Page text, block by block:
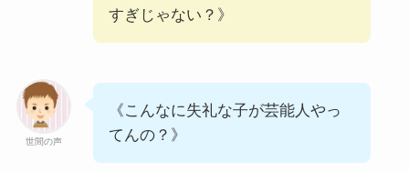
すぎじゃない？》
世間の声
《こんなに失礼な子が芸能人やっ
てんの？》